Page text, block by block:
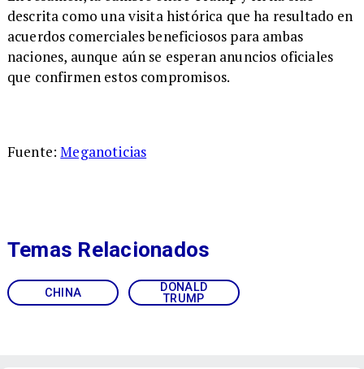
descrita como una visita histórica que ha resultado en
acuerdos comerciales beneficiosos para ambas
naciones, aunque aún se esperan anuncios oficiales
que confirmen estos compromisos.
Fuente:Meganoticias
CHINA
DONALD
TRUMP
Temas Relacionados